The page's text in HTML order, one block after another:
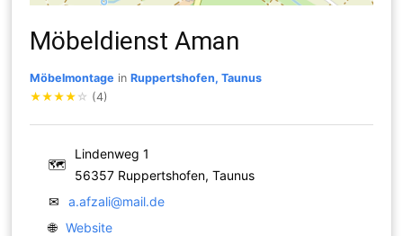
Möbeldienst Aman
Möbelmontage inRuppertshofen, Taunus
★★★★ ☆ (4)
🗺
Lindenweg 1
56357 Ruppertshofen, Taunus
✉
a.afzali@mail.de
🌐 Website